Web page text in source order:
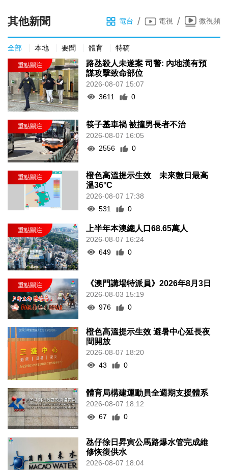
其他新聞 電台 / 電視 / 微視頻
全部 本地 要聞 體育 特稿
路氹殺人未遂案 司警: 內地漢有預
謀攻擊致命部位
2026-08-07 15:07
3611
0
筷子基車禍 被撞男長者不治
2026-08-07 16:05
2556
0
橙色高溫提示生效 未來數日最高
溫36°C
2026-08-07 17:38
531
0
上半年本澳總人口68.65萬人
2026-08-07 16:24
649
0
《澳門講場特派員》2026年8月3日
2026-08-03 15:19
976
0
橙色高溫提示生效 避暑中心延長夜
間開放
2026-08-07 18:20
43
0
體育局構建運動員全週期支援體系
2026-08-07 18:12
67
0
氹仔徐日昇寅公馬路爆水管完成維
修恢復供水
2026-08-07 18:04